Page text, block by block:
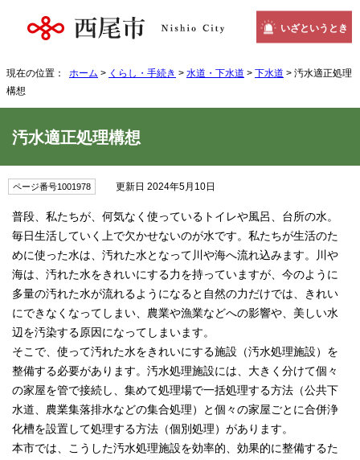
いざというとき
現在の位置： ホーム > くらし・手続き > 水道・下水道 > 下水道 > 汚水適正処理
構想
汚水適正処理構想
ページ番号1001978 更新日 2024年5月10日
普段、私たちが、何気なく使っているトイレや風呂、台所の水。
毎日生活していく上で欠かせないのが水です。私たちが生活のた
めに使った水は、汚れた水となって川や海へ流れ込みます。川や
海は、汚れた水をきれいにする力を持っていますが、今のように
多量の汚れた水が流れるようになると自然の力だけでは、きれい
にできなくなってしまい、農業や漁業などへの影響や、美しい水
辺を汚染する原因になってしまいます。
そこで、使って汚れた水をきれいにする施設（汚水処理施設）を
整備する必要があります。汚水処理施設には、大きく分けて個々
の家屋を管で接続し、集めて処理場で一括処理する方法（公共下
水道、農業集落排水などの集合処理）と個々の家屋ごとに合併浄
化槽を設置して処理する方法（個別処理）があります。
本市では、こうした汚水処理施設を効率的、効果的に整備するた